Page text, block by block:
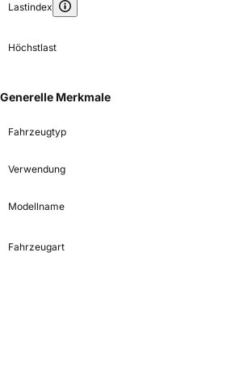
Lastindex
Höchstlast
Generelle Merkmale
Fahrzeugtyp
Verwendung
Modellname
Fahrzeugart